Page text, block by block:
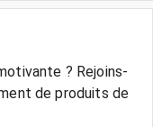
? Rejoins-
de produits de